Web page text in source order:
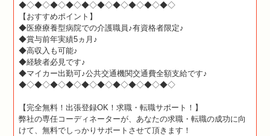
◆◇◆◇◆◇◆◇◆◇◆◇◆◇◆◇◆◇◆◇
【おすすめポイント】
◆医療療養型病院での介護職員♪有資格者限定♪
◆賞与前年実績5ヵ月♪
◆高収入も可能♪
◆経験者必見です♪
◆マイカー出勤可♪公共交通機関交通費全額支給です♪
◆◇◆◇◆◇◆◇◆◇◆◇◆◇◆◇◆◇◆◇
【完全無料！出張登録OK！求職・転職サポート！】
弊社の専任コーディネーターが、あなたの求職・転職の成功に向
けて、無料でしっかりサポートさせて頂きます！